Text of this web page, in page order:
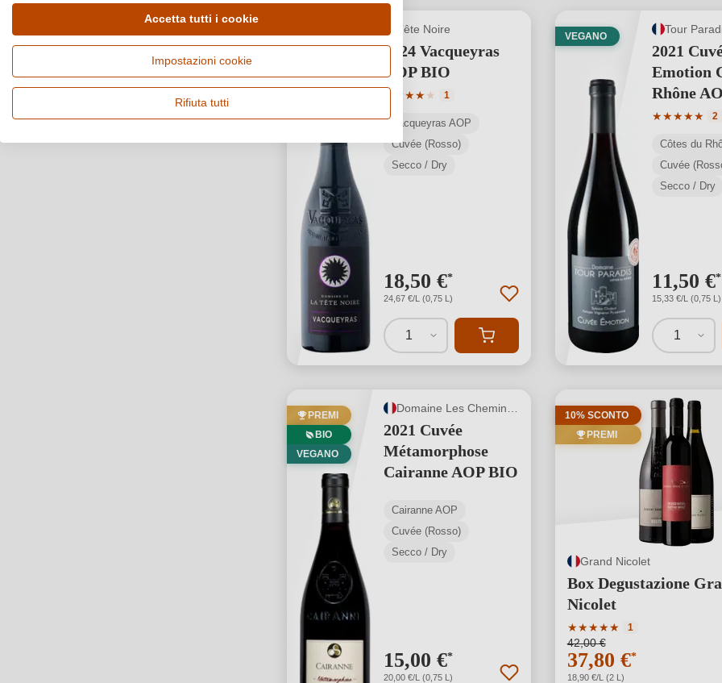
BIO
Tête Noire
2024 Vacqueyras
AOP BIO
★★★★
Valutazione media di 4 su 5 stelle
1
Vacqueyras AOP
Cuvée (Rosso)
Secco / Dry
18,50 €*
24,67 €/L (0,75 L)
1
VEGANO
Tour
2021
Emotion
Rhône
★★★★★
Valutazione
2
Côtes du
Cuvée
Secco / Dry
11,50 €*
15,33 €/L (0,75 L)
1
PREMI
BIO
VEGANO
2021 Cuvée
Métamorphose
Cairanne AOP BIO
Cairanne AOP
Cuvée (Rosso)
Secco / Dry
15,00 €*
20,00 €/L (0,75 L)
10% SCONTO
PREMI
Grand Nicolet
Box Degustazione
Nicolet
★★★★★
Valutazione media di 5 su 5
1
42,00 €
37,80 €*
18,90 €/L (2 L)
Accetta tutti i cookie
Impostazioni cookie
Rifiuta tutti